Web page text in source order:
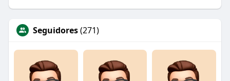
Seguidores(271)